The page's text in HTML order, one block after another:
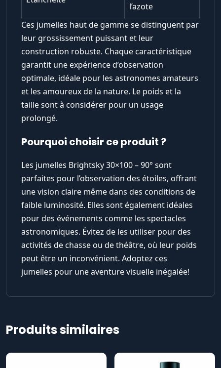
l’azote
Ces jumelles haut de gamme se distinguent par
leur grossissement puissant et leur
construction robuste. Chaque caractéristique
garantit une expérience d’observation
optimale, idéale pour les astronomes amateurs
et les amoureux de la nature. Le poids et la
taille sont à considérer pour un usage
prolongé.
Pourquoi choisir ce produit ?
Les jumelles Brightsky 30×100 – 90° sont
parfaites pour l’observation des étoiles, offrant
une vision claire même dans des conditions de
faible luminosité. Elles sont également idéales
pour des événements comme les spectacles
astronomiques. Évitez de les utiliser pour des
activités de chasse ou de théâtre, où leur poids
peut être un inconvénient. Adoptez ces
jumelles pour une aventure visuelle inégalée!
Produits similaires